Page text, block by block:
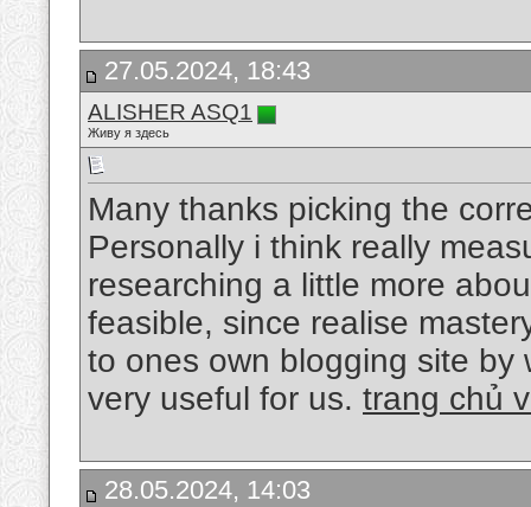
27.05.2024, 18:43
ALISHER ASQ1
Живу я здесь
Many thanks picking the
Personally i think really
researching a little more
feasible, since realise
to ones own blogging site by
very useful for us. trang chủ
28.05.2024, 14:03